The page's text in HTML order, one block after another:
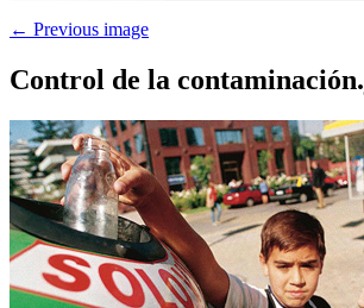
← Previous image
Control de la